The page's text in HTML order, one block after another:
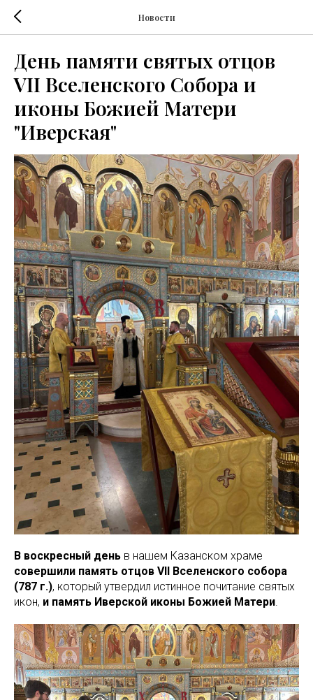
Новости
День памяти святых отцов
VII Вселенского Собора и
иконы Божией Матери
"Иверская"
В воскресный день в нашем Казанском храме
совершили память отцов VII Вселенского собора
(787 г.), который утвердил истинное почитание святых
икон, и память Иверской иконы Божией Матери.